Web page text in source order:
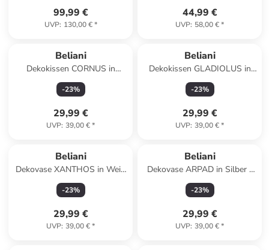
99,99 €
UVP: 130,00 €*
44,99 €
UVP: 58,00 €*
Beliani
Dekokissen CORNUS in
Weiß/Blau/Grau - (W) 45 x (H)
10 x (L) 45 cm
-23%
29,99 €
UVP: 39,00 €*
Beliani
Dekokissen GLADIOLUS in
Weiß - (W) 172 x (H) 14 x (L)
14 cm
-23%
29,99 €
UVP: 39,00 €*
Beliani
Dekovase XANTHOS in Weiß
- (W) 14 x (H) 32 x (L) 14 cm
-23%
29,99 €
UVP: 39,00 €*
Beliani
Dekovase ARPAD in Silber -
(W) 12 x (H) 33 x (L) 12 cm
-23%
29,99 €
UVP: 39,00 €*